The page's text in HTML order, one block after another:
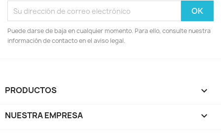
Puede darse de baja en cualquier momento. Para ello, consulte nuestra
información de contacto en el aviso legal.
PRODUCTOS 
NUESTRA EMPRESA 